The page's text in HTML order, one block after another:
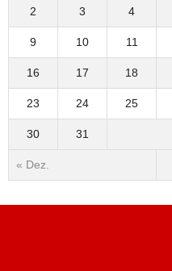
« Dez.
2 3 4
9 10 11
16 17 18
23 24 25
30 31